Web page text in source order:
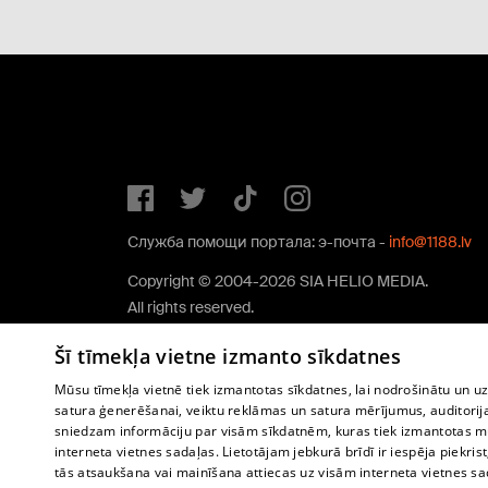
Служба помощи портала: э-почта - info@1188.lv
Copyright © 2004-2026 SIA HELIO MEDIA.
All rights reserved.
Šī tīmekļa vietne izmanto sīkdatnes
Mūsu tīmekļa vietnē tiek izmantotas sīkdatnes, lai nodrošinātu un
satura ģenerēšanai, veiktu reklāmas un satura mērījumus,
sniedzam informāciju par visām sīkdatnēm, kuras tiek izmantotas
interneta vietnes sadaļas. Lietotājam jebkurā brīdī ir iespēja
tās atsaukšana vai mainīšana attiecas uz visām interneta vietnes